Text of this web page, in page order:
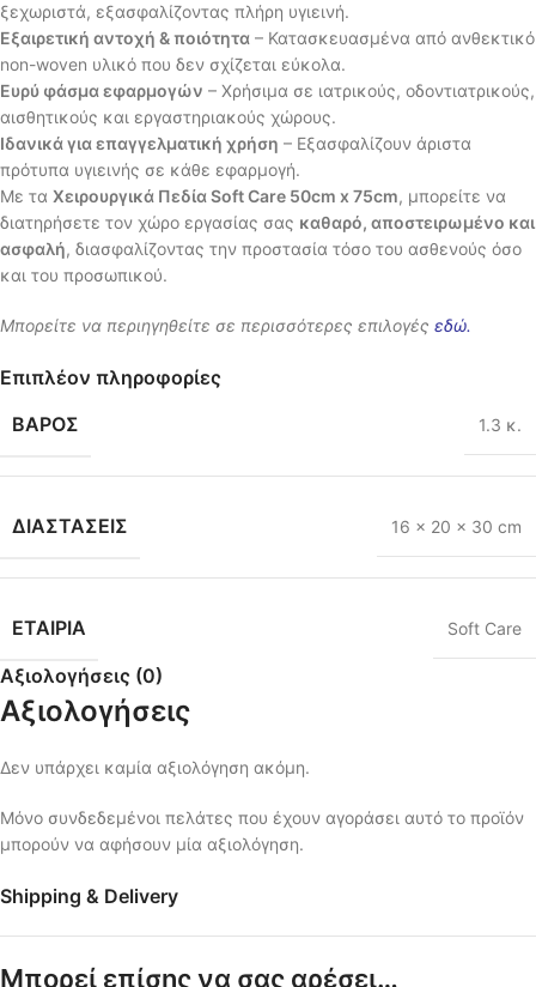
ξεχωριστά, εξασφαλίζοντας πλήρη υγιεινή.
Εξαιρετική αντοχή & ποιότητα – Κατασκευασμένα από ανθεκτικό
non-woven υλικό που δεν σχίζεται εύκολα.
Ευρύ φάσμα εφαρμογών – Χρήσιμα σε ιατρικούς, οδοντιατρικούς,
αισθητικούς και εργαστηριακούς χώρους.
Ιδανικά για επαγγελματική χρήση – Εξασφαλίζουν άριστα
πρότυπα υγιεινής σε κάθε εφαρμογή.
Με τα Χειρουργικά Πεδία Soft Care 50cm x 75cm, μπορείτε να
διατηρήσετε τον χώρο εργασίας σας καθαρό, αποστειρωμένο και
ασφαλή, διασφαλίζοντας την προστασία τόσο του ασθενούς όσο
και του προσωπικού.
Μπορείτε να περιηγηθείτε σε περισσότερες επιλογές εδώ.
Επιπλέον πληροφορίες
ΒΆΡΟΣ
1.3 κ.
ΔΙΑΣΤΆΣΕΙΣ 16 × 20 × 30 cm
ΕΤΑΙΡΙΑ Soft Care
Αξιολογήσεις (0)
Αξιολογήσεις
Δεν υπάρχει καμία αξιολόγηση ακόμη.
Μόνο συνδεδεμένοι πελάτες που έχουν αγοράσει αυτό το προϊόν
μπορούν να αφήσουν μία αξιολόγηση.
Shipping & Delivery
Μπορεί επίσης να σας αρέσει…